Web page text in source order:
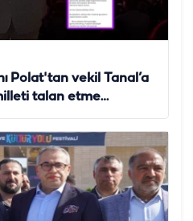
Polat'tan vekil Tanal’a
talan etme…